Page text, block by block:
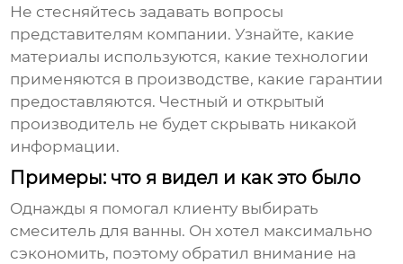
Не стесняйтесь задавать вопросы
представителям компании. Узнайте, какие
материалы используются, какие технологии
применяются в производстве, какие гарантии
предоставляются. Честный и открытый
производитель не будет скрывать никакой
информации.
Примеры: что я видел и как это было
Однажды я помогал клиенту выбирать
смеситель для ванны. Он хотел максимально
сэкономить, поэтому обратил внимание на